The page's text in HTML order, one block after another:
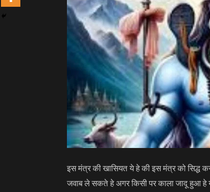
इस मंत्र की खासियत ये हे की इस मंत्र को
जवाब ले सकते हे अगर किसी पर काला जादू हुआ हे